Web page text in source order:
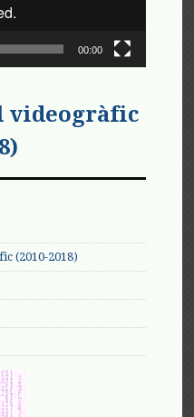
00:00
videogràfic
(2010-2018)